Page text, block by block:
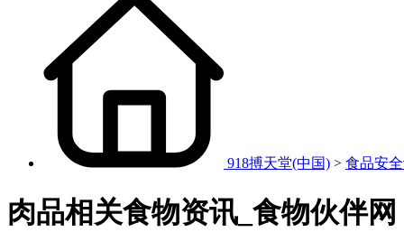
918搏天堂(中国) > 食品安
肉品相关食物资讯_食物伙伴网